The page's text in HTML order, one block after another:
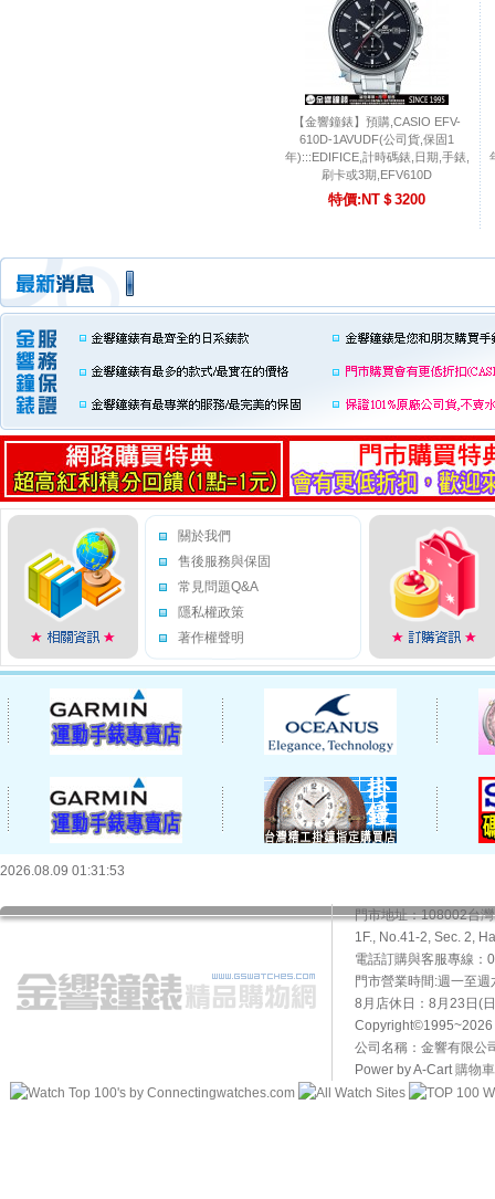
【金響鐘錶】預購,CASIO EFV-
610D-1AVUDF(公司貨,保固1
年):::EDIFICE,計時碼錶,日期,手錶,
刷卡或3期,EFV610D
特價:NT＄3200
關於我們
售後服務與保固
常見問題Q&A
隱私權政策
著作權聲明
2026.08.09 01:31:53
門市地址：108002台
1F., No.41-2, Sec. 2,
電話訂購與客服專線
門市營業時間:週一至
8月店休日：8月23日(
Copyright©1995~2026
公司名稱：金響有限公
Power by A-Cart購物車